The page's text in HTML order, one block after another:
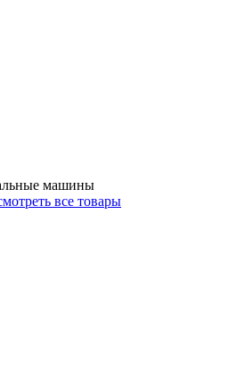
машины
все товары